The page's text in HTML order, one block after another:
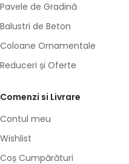
Pavele de Gradină
Balustri de Beton
Coloane Ornamentale
Reduceri și Oferte
Comenzi si Livrare
Contul meu
Wishlist
Coș Cumpărături